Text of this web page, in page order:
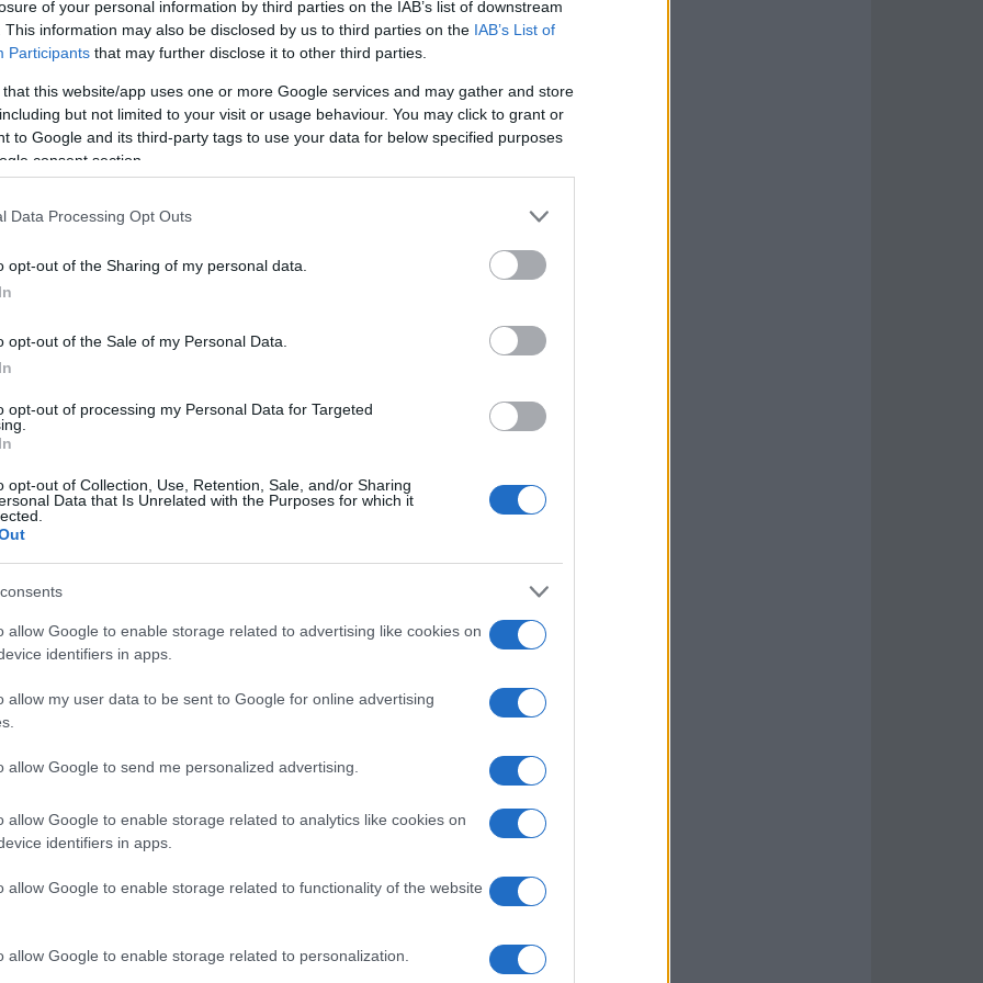
of your personal information by third parties on the IAB’s list of downstream
This information may also be disclosed by us to third parties on the IAB’s List of
Participants that may further disclose it to other third parties.
that this website/app uses one or more Google services and may gather and store
but not limited to your visit or usage behaviour. You may click to grant or
to Google and its third-party tags to use your data for below specified purposes
consent section.
Data Processing Opt Outs
opt-out of the Sharing of my personal data.
opt-out of the Sale of my Personal Data.
opt-out of processing my Personal Data for Targeted
opt-out of Collection, Use, Retention, Sale, and/or Sharing
Data that Is Unrelated with the Purposes for which it
allow Google to enable storage related to advertising like cookies on
identifiers in apps.
allow my user data to be sent to Google for online advertising
allow Google to send me personalized advertising.
allow Google to enable storage related to analytics like cookies on
identifiers in apps.
allow Google to enable storage related to functionality of the website
allow Google to enable storage related to personalization.
Mock draft 2027: la lista dei
migliori prospetti e i possibili
scenari di selezione
Uno sguardo completo ai prospect che potrebbero
alcuni nomi emergono come sicure opzioni…
Come la Formula 1 prova a
conciliare prestazioni e
sostenibilità
sostenibilità trasformando il paddock in un
Bianca Marchesi · 19 Apr 2026
TENNIS